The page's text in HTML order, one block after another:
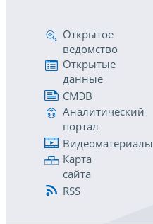
Открытое
ведомство
Открытые
данные
СМЭВ
Аналитический
портал
Видеоматериалы
Карта
сайта
RSS